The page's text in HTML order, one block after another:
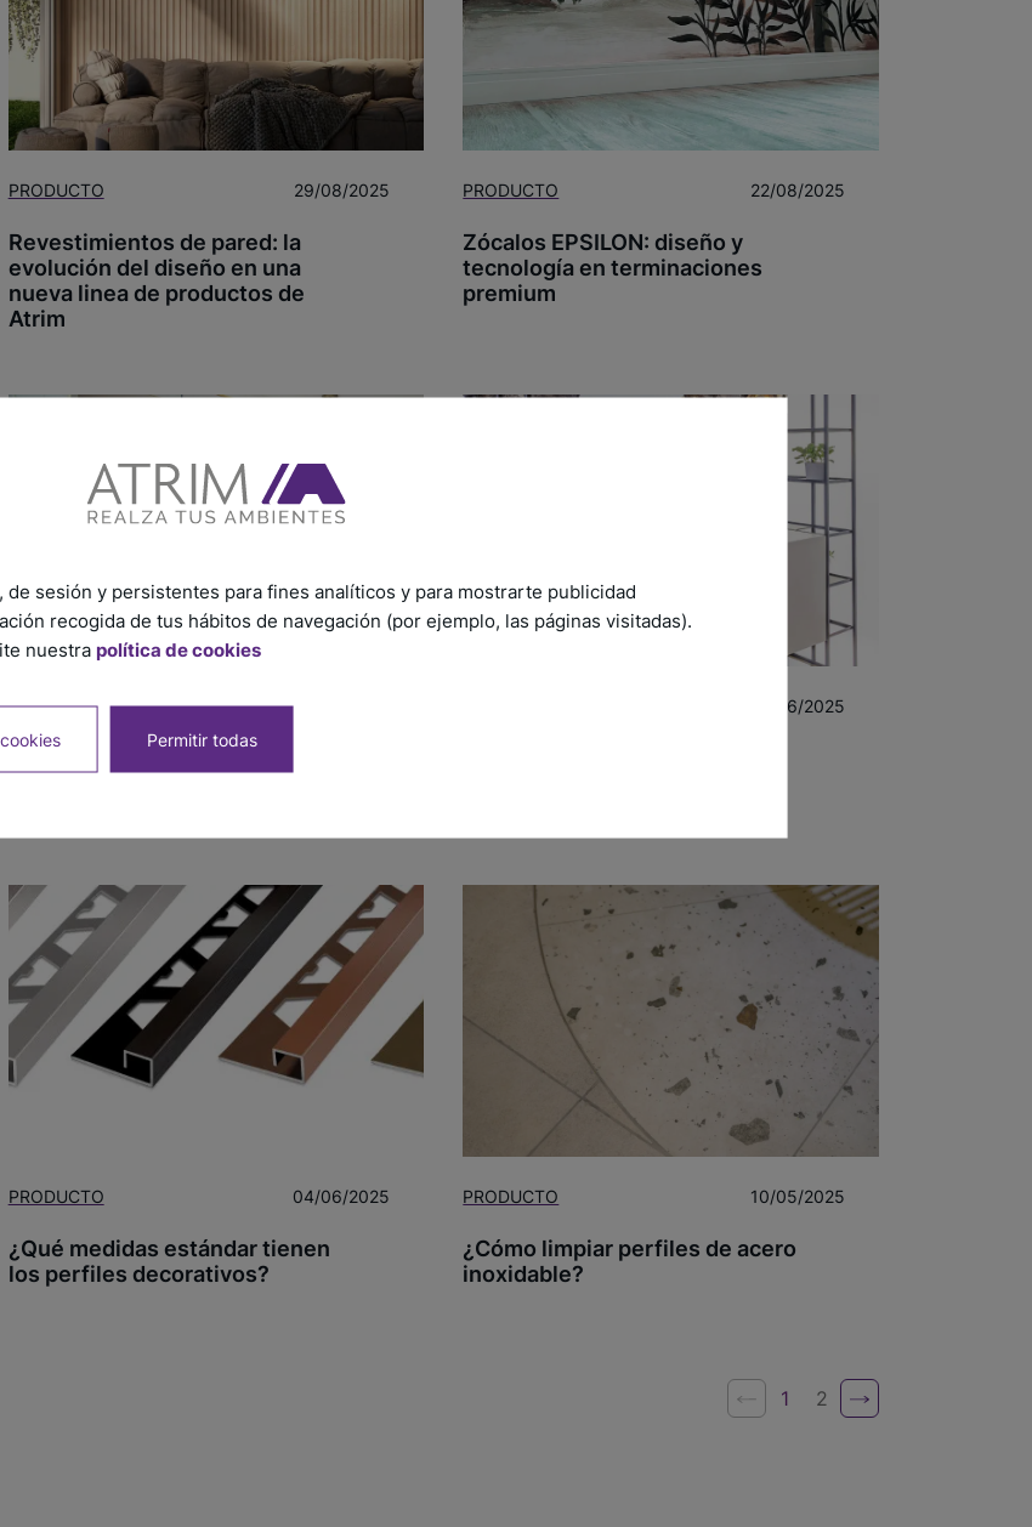
PRODUCTO 29/08/2025
Revestimientos de pared: la
evolución del diseño en una
nueva linea de productos de
Atrim
PRODUCTO 22/08/2025
Zócalos EPSILON: diseño y
tecnología en terminaciones
premium
PRODUCTO 09/06/2025
PRODUCTO 04/06/2025
¿Qué medidas estándar tienen
los perfiles decorativos?
PRODUCTO 10/05/2025
¿Cómo limpiar perfiles de acero
inoxidable?
1 2
de sesión y persistentes para fines analíticos y para mostrarte publicidad
recogida de tus hábitos de navegación (por ejemplo, las páginas visitadas).
nuestra política de cookies
Permitir todas